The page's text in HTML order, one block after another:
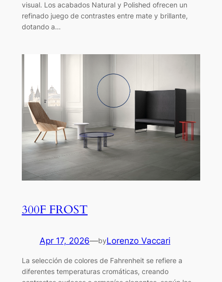
visual. Los acabados Natural y Polished ofrecen un
refinado juego de contrastes entre mate y brillante,
dotando a…
300F FROST
Apr 17, 2026—byLorenzo Vaccari
La selección de colores de Fahrenheit se refiere a
diferentes temperaturas cromáticas, creando